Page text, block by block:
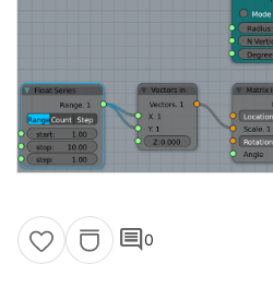
comment0